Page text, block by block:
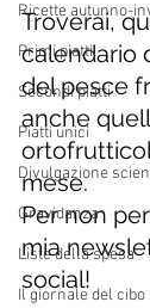
Ricette autunno-
Primi piatti
Secondi piatti
Piatti unici
Divulgazione
Gravidanza
Liste della spesa
Il giornale del cibo
Troverai,
calendario
del pesce
anche
mese.
Per non
mia
social!